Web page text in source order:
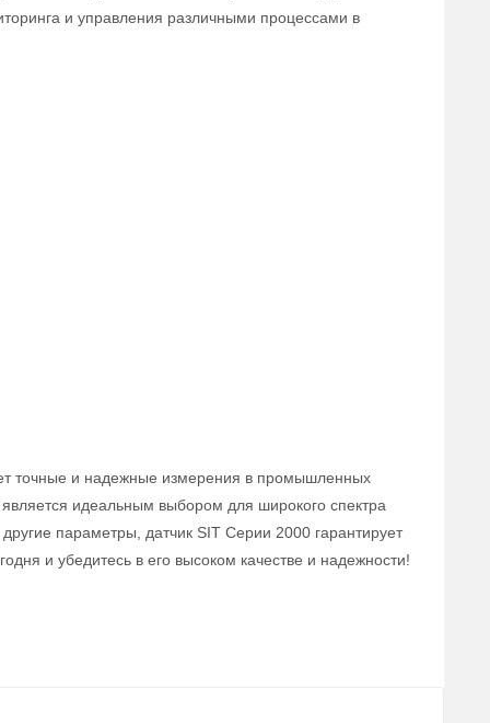
и управления различными процессами в
точные и надежные измерения в промышленных
идеальным выбором для широкого спектра
параметры, датчик SIT Серии 2000 гарантирует
и убедитесь в его высоком качестве и надежности!